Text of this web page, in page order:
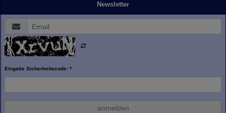
Newsletter
Eingabe Sicherheitscode: *
anmelden